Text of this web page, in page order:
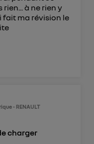
à ne rien y
ma révision le
- RENAULT
charger